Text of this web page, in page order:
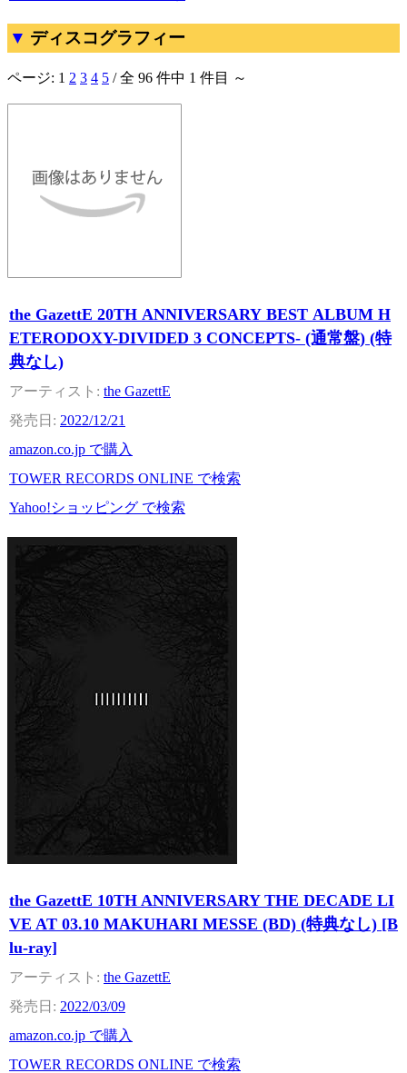
ディスコグラフィー
ページ: 1 2 3 4 5 / 全 96 件中 1 件目 ～
the GazettE 20TH ANNIVERSARY BEST ALBUM H
ETERODOXY-DIVIDED 3 CONCEPTS- (通常盤) (特
典なし)
the GazettE
2022/12/21
amazon.co.jp で購入
TOWER RECORDS ONLINE で検索
Yahoo!ショッピング で検索
the GazettE 10TH ANNIVERSARY THE DECADE LI
VE AT 03.10 MAKUHARI MESSE (BD) (特典なし) [B
lu-ray]
the GazettE
2022/03/09
amazon.co.jp で購入
TOWER RECORDS ONLINE で検索